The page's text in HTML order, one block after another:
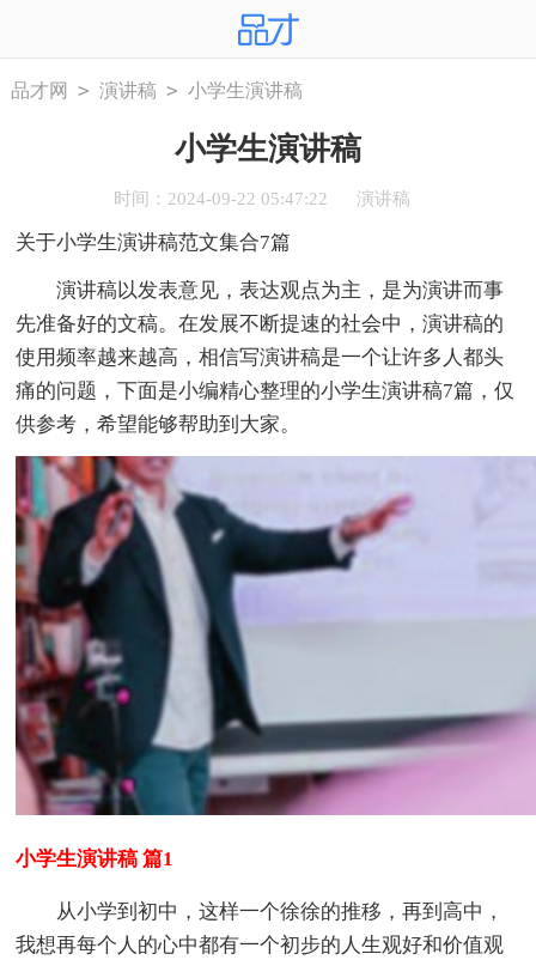
品才网 > 演讲稿 > 小学生演讲稿
小学生演讲稿
时间：2024-09-22 05:47:22 演讲稿
关于小学生演讲稿范文集合7篇
演讲稿以发表意见，表达观点为主，是为演讲而事
先准备好的文稿。在发展不断提速的社会中，演讲稿的
使用频率越来越高，相信写演讲稿是一个让许多人都头
痛的问题，下面是小编精心整理的小学生演讲稿7篇，仅
供参考，希望能够帮助到大家。
小学生演讲稿 篇1
从小学到初中，这样一个徐徐的推移，再到高中，
我想再每个人的心中都有一个初步的人生观好和价值观